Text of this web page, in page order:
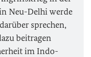
Neu-Delhi werde
sprechen,
beitragen
im Indo-